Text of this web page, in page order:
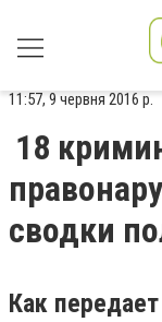
11:57, 9 червня 2016 р.
18
сводки
Как